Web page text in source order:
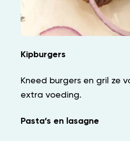
Kipburgers
Kneed burgers en gril ze
extra voeding.
Pasta’s en lasagne